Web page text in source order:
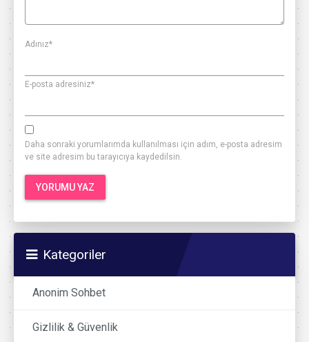
Adınız*
E-posta adresiniz*
Daha sonraki yorumlarımda kullanılması için adım, e-posta adresim
ve site adresim bu tarayıcıya kaydedilsin.
Kategoriler
Anonim Sohbet
Gizlilik & Güvenlik